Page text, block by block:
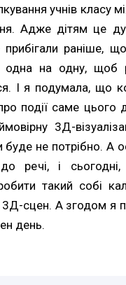
учнів класу
Адже дітям це
раніше,
одна на одну, щоб
І я подумала, що
події саме цього
3Д-
буде не потрібно. А
речі, і
такий собі
сцен. А згодом я
день.